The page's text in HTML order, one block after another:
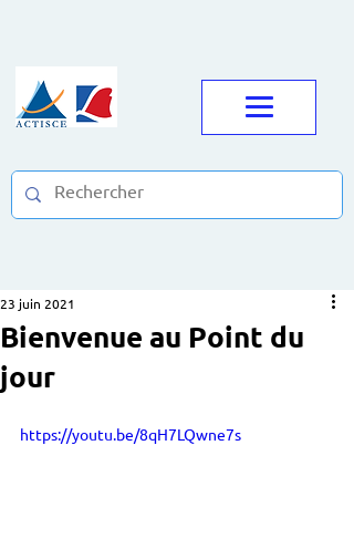
Bienvenue au Point du
jour
23 juin 2021
https://youtu.be/8qH7LQwne7s